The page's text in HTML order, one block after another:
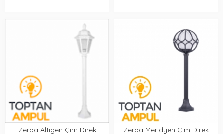
Zerpa Altıgen Çim Direk
Zerpa Meridyen Çim Direk